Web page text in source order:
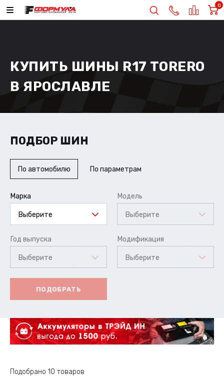
0
КУПИТЬ ШИНЫ R17 TORERO
В ЯРОСЛАВЛЕ
ПОДБОР ШИН
По автомобилю По параметрам
Марка
Выберите
Модель
Выберите
Год выпуска
Выберите
Модификация
Выберите
ПОДОБРАТЬ
Подобрано 10 товаров